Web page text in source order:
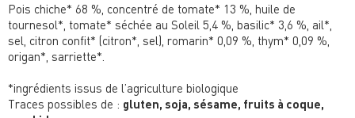
Pois chiche* 68 %, concentré de tomate* 13 %, huile de
tournesol*, tomate* séchée au Soleil 5,4 %, basilic* 3,6 %, ail*,
sel, citron confit* (citron*, sel), romarin* 0,09 %, thym* 0,09 %,
origan*, sarriette*.
*ingrédients issus de l’agriculture biologique
Traces possibles de : gluten, soja, sésame, fruits à coque,
Energie
823kJ / 197 kcal
Matières grasses
9,7 g
dont acides gras saturés
0,94 g
Glucides
Fibres alimentaires
Protéines
7,2 g